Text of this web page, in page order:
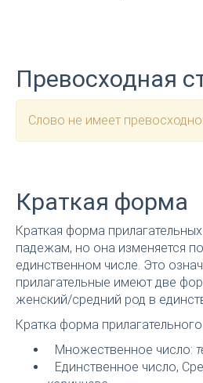
Превосходная
Слово не имеет
Краткая форма
Краткая форма
падежам, но она изменяется
единственном числе. Это
прилагательные имеют две
женский/средний род в
Кратка форма прилагательного
Множественное число:
Единственное число,